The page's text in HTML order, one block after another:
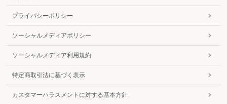
プライバシーポリシー
ソーシャルメディアポリシー
ソーシャルメディア利用規約
特定商取引法に基づく表示
カスタマーハラスメントに対する基本方針